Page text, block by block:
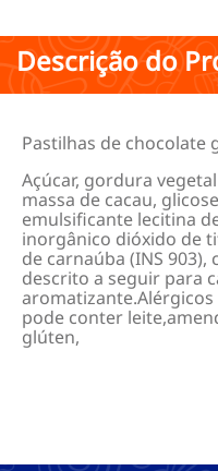
Descrição do
Pastilhas de chocolate
Açúcar, gordura
massa de cacau,
emulsificante lecitina
inorgânico dióxido de
de carnaúba (INS
descrito a seguir para
pode conter
glúten,